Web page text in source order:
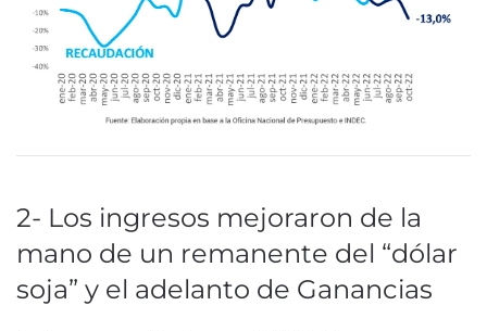
2- Los ingresos mejoraron de la
mano de un remanente del “dólar
soja” y el adelanto de Ganancias